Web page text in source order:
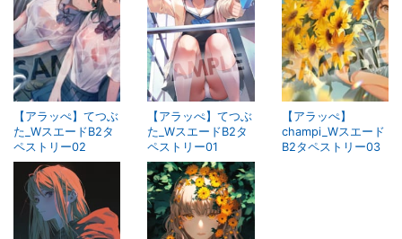
【アラッぺ】てつぶ
た_WスエードB2タ
ペストリー02
【アラッぺ】てつぶ
た_WスエードB2タ
ペストリー01
【アラッぺ】
champi_Wスエード
B2タペストリー03